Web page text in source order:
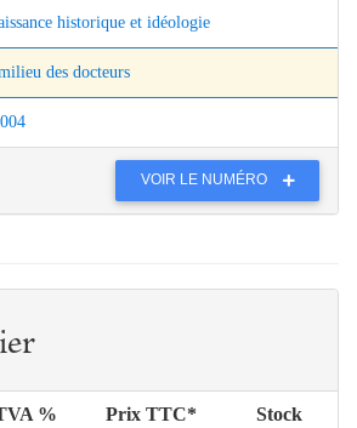
historique et idéologie
des docteurs
VOIR LE NUMÉRO
% Prix TTC* Stock